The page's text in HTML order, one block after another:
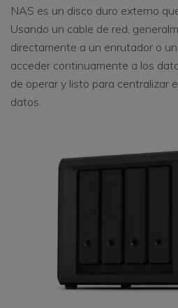
NAS es un disco duro externo
Usando un cable de red,
directamente a un enrutador o
acceder continuamente a los
de operar y listo para centralizar
datos.